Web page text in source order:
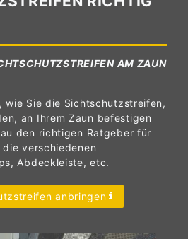
AM ZAUN
wie Sie die Sichtschutzstreifen,
an Ihrem Zaun befestigen
den richtigen Ratgeber für
verschiedenen
Abdeckleiste, etc.
anbringen